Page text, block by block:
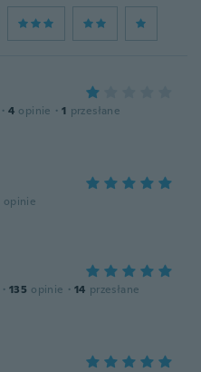
· 4 opinie · 1 przesłane
opinie
· 135 opinie · 14 przesłane